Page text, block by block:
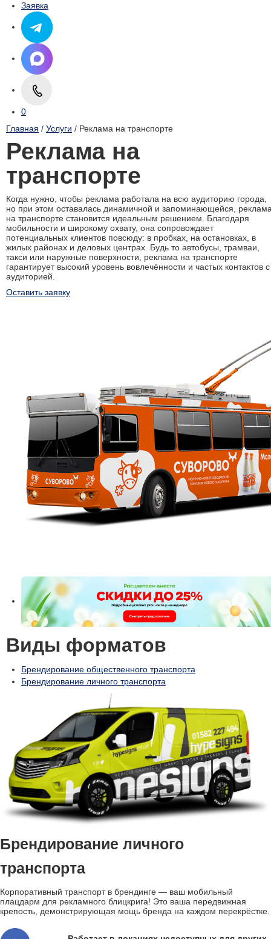
Заявка
0
Главная / Услуги / Реклама на транспорте
Реклама на
транспорте
Когда нужно, чтобы реклама работала на всю аудиторию города,
но при этом оставалась динамичной и запоминающейся,
на транспорте становится идеальным решением. Благодаря
мобильности и широкому охвату, она сопровождает
потенциальных клиентов повсюду: в пробках, на остановках, в
жилых районах и деловых центрах. Будь то автобусы, трамваи,
такси или наружные поверхности, реклама на транспорте
гарантирует высокий уровень вовлечённости и частых контактов с
аудиторией.
Оставить заявку
Виды форматов
Брендирование общественного транспорта
Брендирование личного транспорта
Брендирование личного
транспорта
Корпоративный транспорт в брендинге — ваш мобильный
плацдарм для рекламного блицкрига! Это ваша передвижная
крепость, демонстрирующая мощь бренда на каждом перекрёстке.